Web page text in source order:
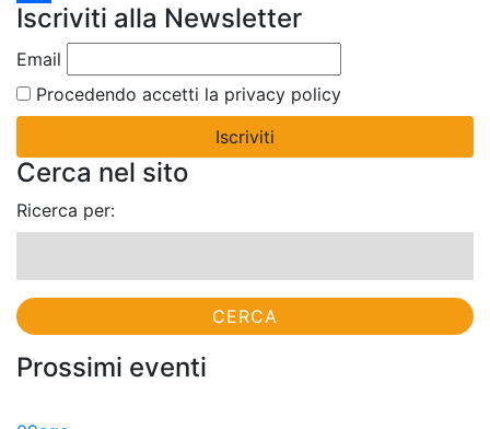
Condividi
Iscriviti alla Newsletter
Email
Procedendo accetti la privacy policy
Cerca nel sito
Ricerca per:
Prossimi eventi